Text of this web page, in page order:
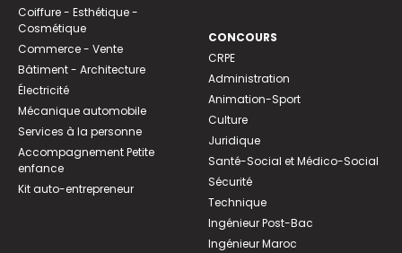
Coiffure - Esthétique -
Cosmétique
Commerce - Vente
Bâtiment - Architecture
Électricité
Mécanique automobile
Services à la personne
Accompagnement Petite
enfance
Kit auto-entrepreneur
CONCOURS
CRPE
Administration
Animation-Sport
Culture
Juridique
Santé-Social et Médico-Social
Sécurité
Technique
Ingénieur Post-Bac
Ingénieur Maroc